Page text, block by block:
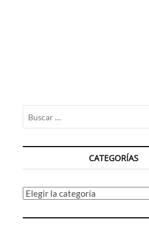
CATEGORÍAS
Categorías